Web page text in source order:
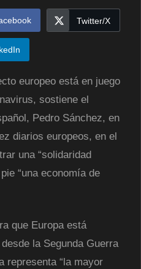
Twitter/X
europeo está en juego
sostiene el
Pedro Sánchez, en
diarios europeos, en el
una “solidaridad
“una economía de
que Europa está
la Segunda Guerra
representa “la mayor